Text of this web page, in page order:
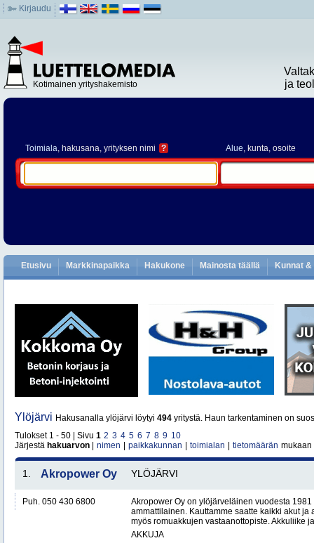
Kirjaudu
Kotimainen yrityshakemisto
ja
Toimiala, hakusana, yrityksen nimi ? Alue, kunta, osoite
Etusivu Markkinapaikka Hakukone Mainosta täällä Kunnat
Ylöjärvi Hakusanalla ylöjärvi löytyi 494 yritystä. Haun tarkentaminen on
Tulokset 1 - 50 | Sivu 1 2 3 4 5 6 7 8 9 10
Järjestä hakuarvon nimen paikkakunnan toimialan tietomäärän mukaan
1. Akropower Oy YLÖJÄRVI
Puh. 050 430 6800
Akropower Oy on ylöjärveläinen vuodesta
ammattilainen. Kauttamme saatte kaikki akut ja
myös romuakkujen vastaanottopiste. Akkuliike
AKKUJA